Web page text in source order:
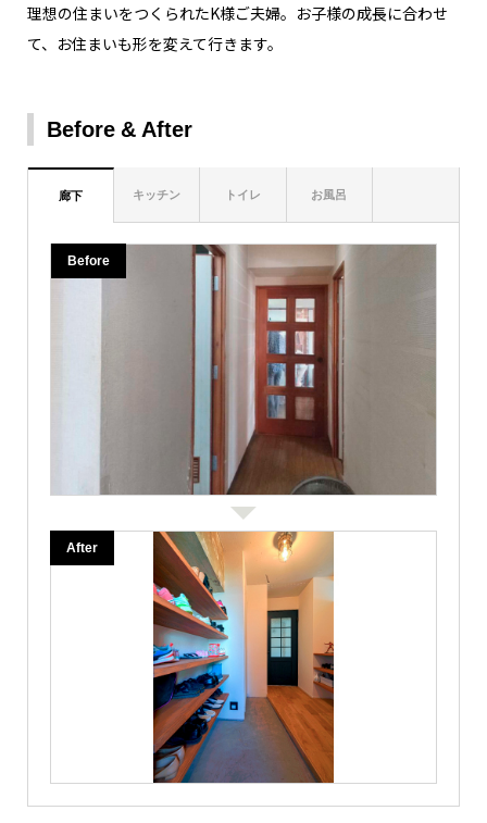
理想の住まいをつくられたK様ご夫婦。お子様の成長に合わせ
て、お住まいも形を変えて行きます。
Before After
廊下 キッチン トイレ お風呂